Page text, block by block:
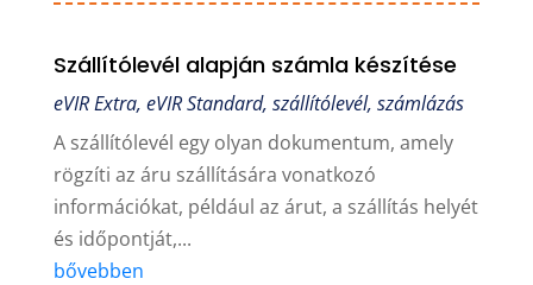
Szállítólevél alapján számla készítése
eVIR Extra, eVIR Standard, szállítólevél, számlázás
A szállítólevél egy olyan dokumentum, amely
rögzíti az áru szállítására vonatkozó
információkat, például az árut, a szállítás helyét
és időpontját,...
bővebben